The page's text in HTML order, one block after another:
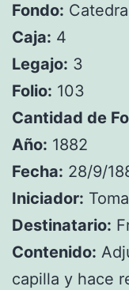
Fondo:
Caja: 4
Legajo: 3
Folio: 103
Cantidad de
Año: 1882
Fecha: 28/9/
Iniciador:
Destinatario:
Contenido:
capilla y hace